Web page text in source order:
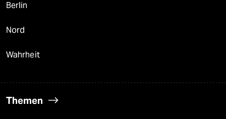
Berlin
Nord
Wahrheit
Themen